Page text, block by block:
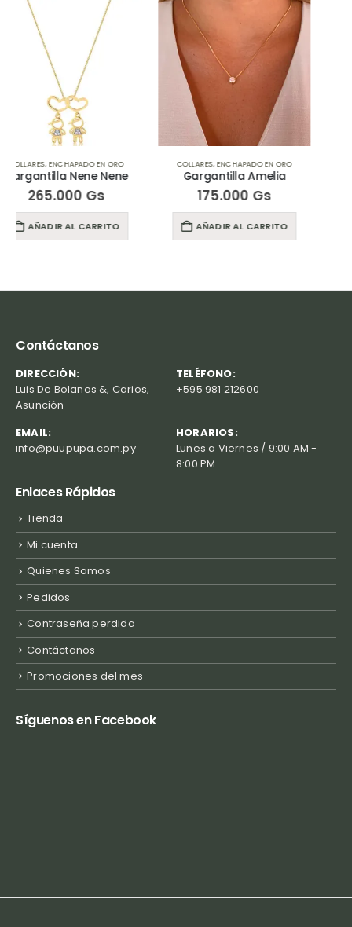
COLLARES,ENCHAPADO EN ORO
Gargantilla Amelia
175.000
AÑADIR AL CARRITO
COLLARES,ENCHAPADO EN ORO
Gargantilla Star Sea
195.000
AÑADIR AL CARRITO
Contáctanos
DIRECCIÓN:
Luis De Bolanos &, Carios,
Asunción
TELÉFONO:
+595 981 212600
EMAIL:
info@puupupa.com.py
HORARIOS:
Lunes a Viernes / 9:00 AM -
8:00 PM
Enlaces Rápidos
Tienda
Mi cuenta
Quienes Somos
Pedidos
Contraseña perdida
Contáctanos
Promociones del mes
Síguenos en Facebook